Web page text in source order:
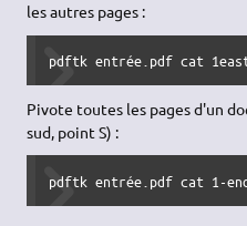
les autres pages :
pdftk entrée.pdf cat
Pivote toutes les pages d'un
sud, point S) :
pdftk entrée.pdf cat 1-